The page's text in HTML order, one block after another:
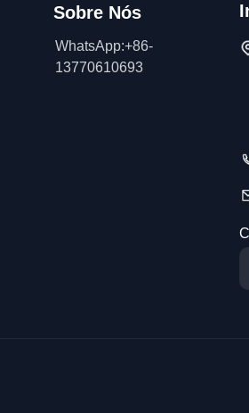
Sobre Nós
WhatsApp:+86-
13770610693